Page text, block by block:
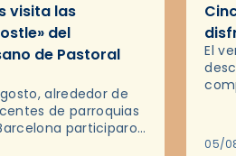
visita las
del
de Pastoral
alrededor de
de parroquias
participaron
organizadas
El
05/